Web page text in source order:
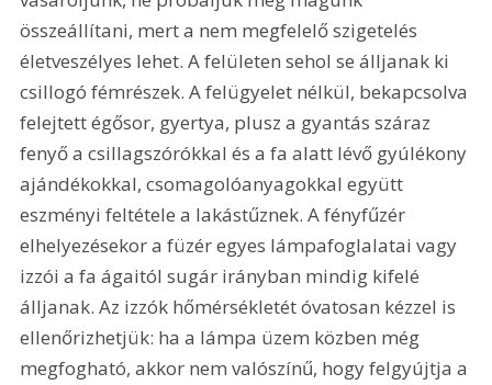
összeállítani, mert a nem megfelelő szigetelés
életveszélyes lehet. A felületen sehol se álljanak ki
csillogó fémrészek. A felügyelet nélkül, bekapcsolva
felejtett égősor, gyertya, plusz a gyantás száraz
fenyő a csillagszórókkal és a fa alatt lévő gyúlékony
ajándékokkal, csomagolóanyagokkal együtt
eszményi feltétele a lakástűznek. A fényfűzér
elhelyezésekor a füzér egyes lámpafoglalatai vagy
izzói a fa ágaitól sugár irányban mindig kifelé
álljanak. Az izzók hőmérsékletét óvatosan kézzel is
ellenőrizhetjük: ha a lámpa üzem közben még
megfogható, akkor nem valószínű, hogy felgyújtja a